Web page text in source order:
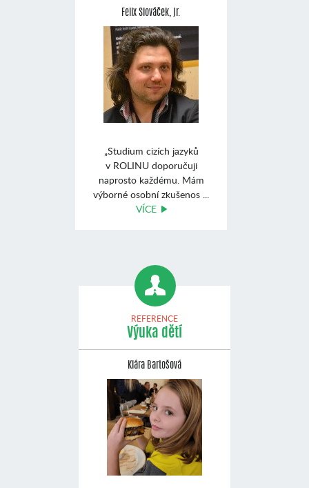
Felix Slováček, jr.
„Studium cizích jazyků
v ROLINU doporučuji
naprosto každému. Mám
výborné osobní zkušenos ...
VÍCE
REFERENCE
Výuka dětí
Klára Bartošová